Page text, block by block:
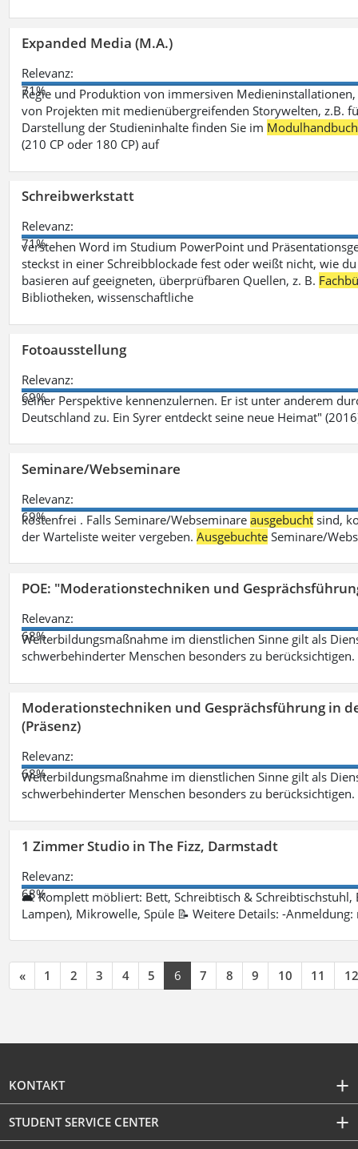
Expanded Media (M.A.)
Relevanz:
71%
Regie und Produktion von immersiven
von Projekten mit medienübergreifenden Storywelten, z.B.
Darstellung der Studieninhalte finden Sie im Modulhandbuch
(210 CP oder 180 CP) auf
Schreibwerkstatt
Relevanz:
71%
verstehen Word im Studium PowerPoint und
steckst in einer Schreibblockade fest oder weißt nicht, wie
basieren auf geeigneten, überprüfbaren Quellen, z. B.
Bibliotheken, wissenschaftliche
Fotoausstellung
Relevanz:
69%
seiner Perspektive kennenzulernen. Er ist unter anderem
Deutschland zu. Ein Syrer entdeckt seine neue Heimat"
Seminare/Webseminare
Relevanz:
69%
kostenfrei . Falls Seminare/Webseminareausgebucht sind,
der Warteliste weiter vergeben.Ausgebuchte Seminare/
POE: "Moderationstechniken und
Relevanz:
68%
Weiterbildungsmaßnahme im dienstlichen Sinne gilt als
schwerbehinderter Menschen besonders zu berücksichtigen.
Moderationstechniken und Gesprächsführung in
(Präsenz)
Relevanz:
68%
Weiterbildungsmaßnahme im dienstlichen Sinne gilt als
schwerbehinderter Menschen besonders zu berücksichtigen.
1 Zimmer Studio in The Fizz, Darmstadt
Relevanz:
68%
🛋 Komplett möbliert: Bett, Schreibtisch & Schreibtischstuhl,
Lampen), Mikrowelle, Spüle 📝 Weitere Details: -
« 1 2 3 4 5 6 7 8 9 10 11 12
KONTAKT
STUDENT SERVICE CENTER